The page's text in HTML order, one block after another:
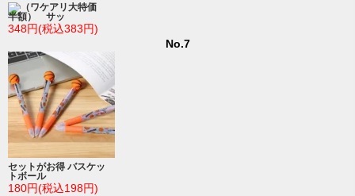
（ワケアリ大特価
半額） サッ
348円(税込383円)
No.7
セットがお得 バスケッ
トボール
180円(税込198円)